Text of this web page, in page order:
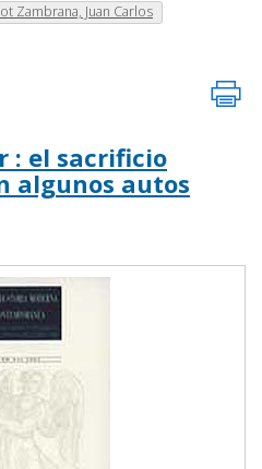
Zambrana, Juan Carlos
: el sacrificio
algunos autos